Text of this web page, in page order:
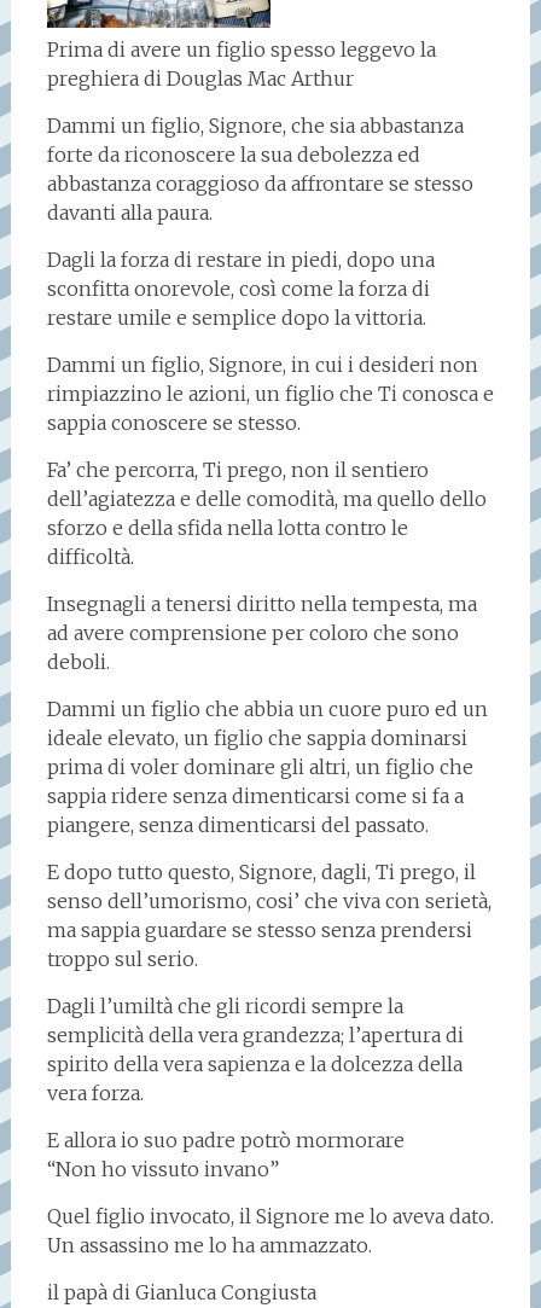
Prima di avere un figlio spesso leggevo la
preghiera di Douglas Mac Arthur
Dammi un figlio, Signore, che sia abbastanza
forte da riconoscere la sua debolezza ed
abbastanza coraggioso da affrontare se stesso
davanti alla paura.
Dagli la forza di restare in piedi, dopo una
sconfitta onorevole, così come la forza di
restare umile e semplice dopo la vittoria.
Dammi un figlio, Signore, in cui i desideri non
rimpiazzino le azioni, un figlio che Ti conosca e
sappia conoscere se stesso.
Fa’ che percorra, Ti prego, non il sentiero
dell’agiatezza e delle comodità, ma quello dello
sforzo e della sfida nella lotta contro le
difficoltà.
Insegnagli a tenersi diritto nella tempesta, ma
ad avere comprensione per coloro che sono
deboli.
Dammi un figlio che abbia un cuore puro ed un
ideale elevato, un figlio che sappia dominarsi
prima di voler dominare gli altri, un figlio che
sappia ridere senza dimenticarsi come si fa a
piangere, senza dimenticarsi del passato.
E dopo tutto questo, Signore, dagli, Ti prego, il
senso dell’umorismo, cosi’ che viva con serietà,
ma sappia guardare se stesso senza prendersi
troppo sul serio.
Dagli l’umiltà che gli ricordi sempre la
semplicità della vera grandezza; l’apertura di
spirito della vera sapienza e la dolcezza della
vera forza.
E allora io suo padre potrò mormorare
“Non ho vissuto invano”
Quel figlio invocato, il Signore me lo aveva dato.
Un assassino me lo ha ammazzato.
il papà di Gianluca Congiusta